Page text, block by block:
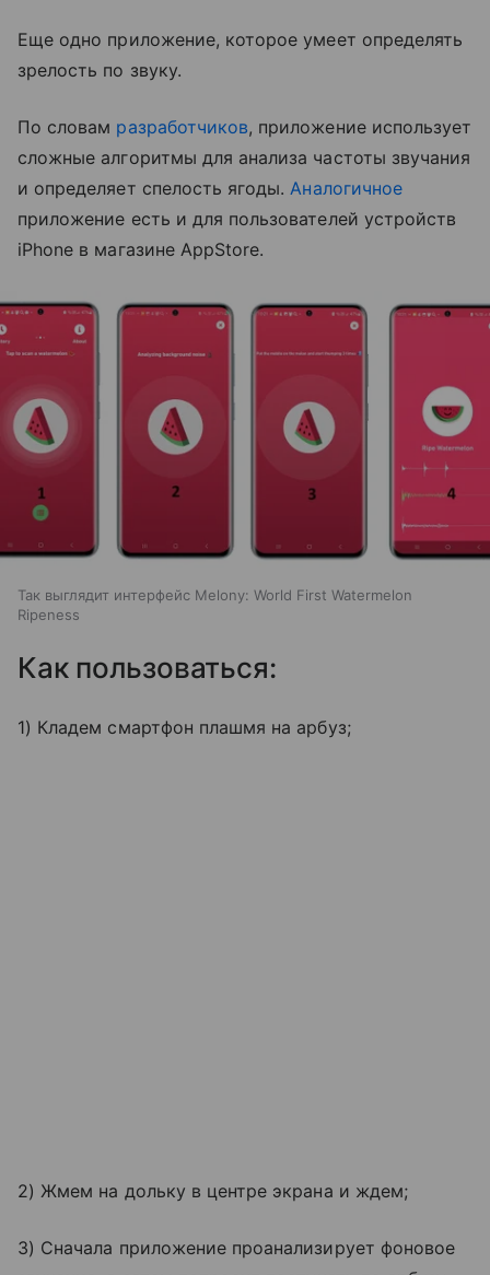
Еще одно приложение, которое умеет определять
зрелость по звуку.
По словам разработчиков, приложение использует
сложные алгоритмы для анализа частоты звучания
и определяет спелость ягоды.Аналогичное
приложение есть и для пользователей устройств
iPhone в магазине AppStore.
Так выглядит интерфейс Melony: World First Watermelon
Ripeness
Как пользоваться:
1) Кладем смартфон плашмя на арбуз;
2) Жмем на дольку в центре экрана и ждем;
3) Сначала приложение проанализирует фоновое